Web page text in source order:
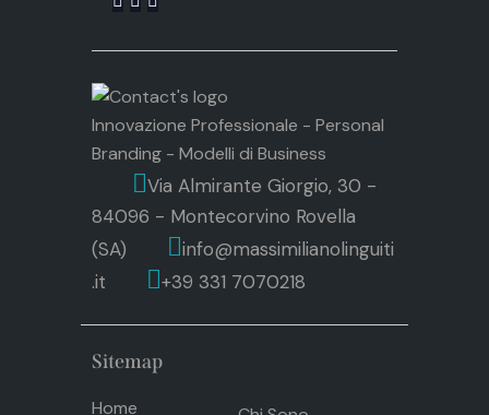
Innovazione Professionale - Personal
Branding - Modelli di Business
Via Almirante Giorgio, 30 -
84096 - Montecorvino Rovella
(SA)
info@massimilianolinguiti
.it
+39 331 7070218
Sitemap
Home